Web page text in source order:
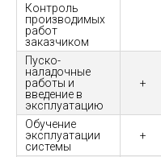
Контроль
производимых
работ
заказчиком
Пуско-
наладочные
работы и
введение в
эксплуатацию
+
Обучение
эксплуатации
системы
+